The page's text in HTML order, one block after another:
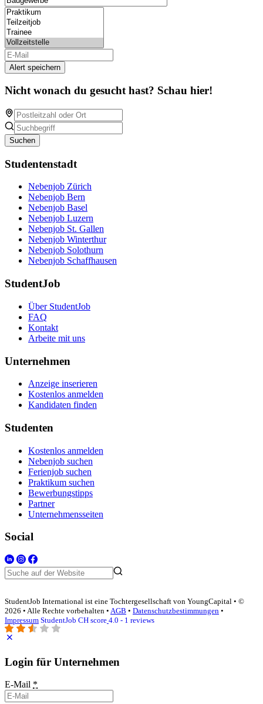
Alert speichern
Nicht wonach du gesucht hast? Schau hier!
Suchen
Studentenstadt
Nebenjob Zürich
Nebenjob Bern
Nebenjob Basel
Nebenjob Luzern
Nebenjob St. Gallen
Nebenjob Winterthur
Nebenjob Solothurn
Nebenjob Schaffhausen
StudentJob
Über StudentJob
FAQ
Kontakt
Arbeite mit uns
Unternehmen
Anzeige inserieren
Kostenlos anmelden
Kandidaten finden
Studenten
Kostenlos anmelden
Nebenjob suchen
Ferienjob suchen
Praktikum suchen
Bewerbungstipps
Partner
Unternehmensseiten
Social
StudentJob International ist eine Tochtergesellschaft von YoungCapital • ©
2026 • Alle Rechte vorbehalten • AGB • Datenschutzbestimmungen •
Impressum StudentJob CH score 4.0 - 1 reviews
Login für Unternehmen
E-Mail *